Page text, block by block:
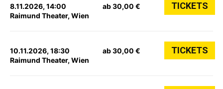
8.11.2026, 14:00
Raimund Theater, Wien
ab 30,00 € TICKETS
10.11.2026, 18:30
Raimund Theater, Wien
ab 30,00 € TICKETS